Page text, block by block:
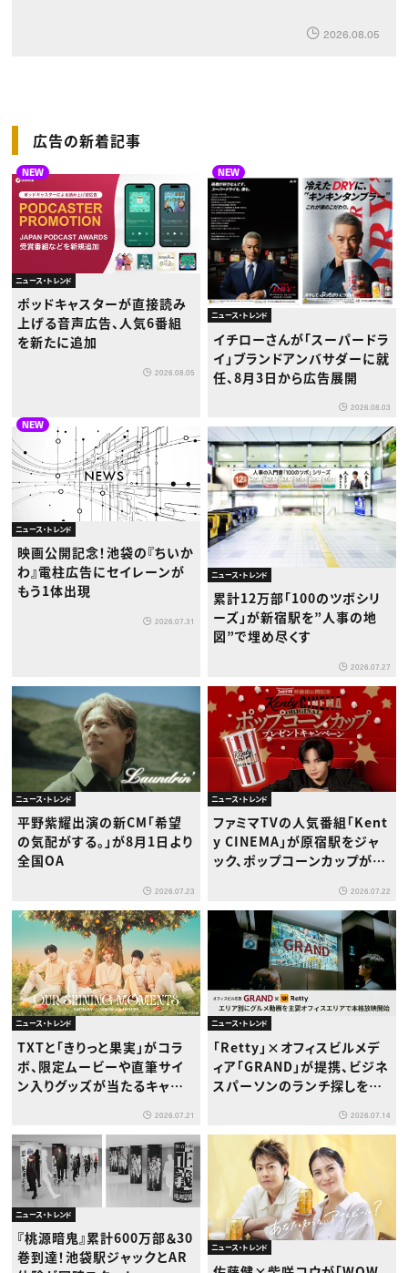
2026.08.05
広告の新着記事
NEW
ニュース・トレンド
ポッドキャスターが直接読み
上げる音声広告、人気6番組
を新たに追加
2026.08.05
NEW
ニュース・トレンド
イチローさんが「スーパードラ
イ」ブランドアンバサダーに就
任、8月3日から広告展開
2026.08.03
NEW
ニュース・トレンド
映画公開記念！池袋の『ちいか
わ』電柱広告にセイレーンが
もう1体出現
2026.07.31
ニュース・トレンド
累計12万部「100のツボシリ
ーズ」が新宿駅を”人事の地
図”で埋め尽くす
2026.07.27
ニュース・トレンド
平野紫耀出演の新CM「希望
の気配がする。」が8月1日より
全国OA
2026.07.23
ニュース・トレンド
ファミマTVの人気番組「Kent
y CINEMA」が原宿駅をジャ
ック、ポップコーンカップが当
2026.07.22
ニュース・トレンド
TXTと「きりっと果実」がコラ
ボ、限定ムービーや直筆サイ
ン入りグッズが当たるキャン
2026.07.21
ニュース・トレンド
「Retty」×オフィスビルメデ
ィア「GRAND」が提携、ビジネ
スパーソンのランチ探しをエ
2026.07.14
ニュース・トレンド
『桃源暗鬼』累計600万部＆30
巻到達！池袋駅ジャックとAR
ニュース・トレンド